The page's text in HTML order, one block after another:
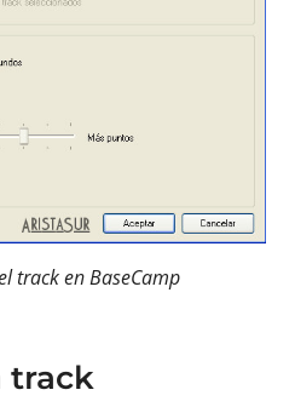
track en BaseCamp
track